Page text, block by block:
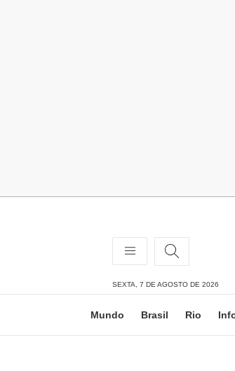
SEXTA, 7 DE AGOSTO DE 2026
Mundo Brasil Rio